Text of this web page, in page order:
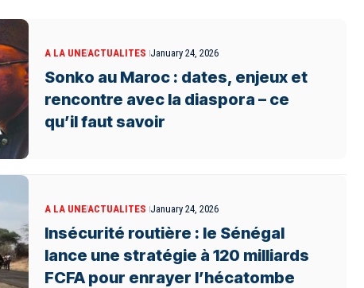
A LA UNEACTUALITES January 24, 2026
Sonko au Maroc : dates, enjeux et
rencontre avec la diaspora – ce
qu’il faut savoir
A LA UNEACTUALITES January 24, 2026
Insécurité routière : le Sénégal
lance une stratégie à 120 milliards
FCFA pour enrayer l’hécatombe